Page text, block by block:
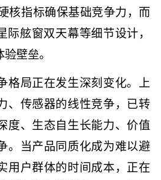
核指标确保基础竞争力，而
际舷窗双天幕等细节设计，
壁垒。
格局正在发生深刻变化。上
、传感器的线性竞争，已转
度、生态自生长能力、价值
。当产品同质化成为难以避
用户群体的时间成本，正在